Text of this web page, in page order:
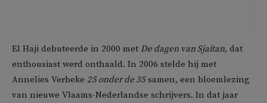
El Haji debuteerde in 2000 met De dagen van Sjaitan, dat
enthousiast werd onthaald. In 2006 stelde hij met
Annelies Verbeke 25 onder de 35samen, een bloemlezing
van nieuwe Vlaams-Nederlandse schrijvers. In dat jaar